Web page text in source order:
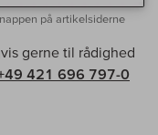
på artikelsiderne
gerne til rådighed
421 696 797-0